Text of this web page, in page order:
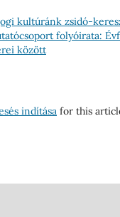
kultúránk zsidó-
folyóirata:
között
indítása for this